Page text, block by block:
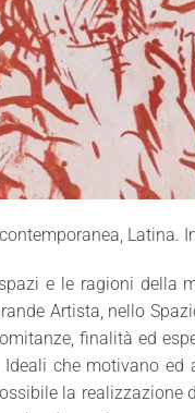
Latina.
e le ragioni della
Artista, nello
finalità ed
Ideali che motivano
la realizzazione